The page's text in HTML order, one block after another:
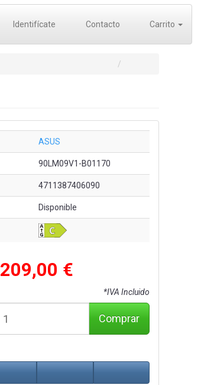
Identifícate Contacto Carrito
ASUS
90LM09V1-B01170
4711387406090
Disponible
209,00 €
*IVA Incluido
Comprar